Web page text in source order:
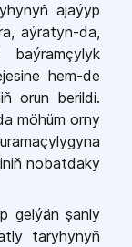
ajaýyp
aýratyn-da,
hem-de
orun berildi.
möhüm orny
nobatdaky
gelýän şanly
taryhynyň